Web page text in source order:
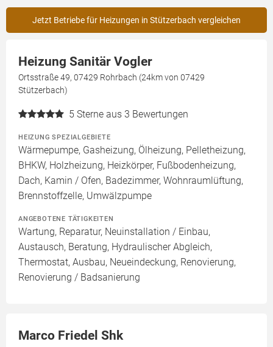
Jetzt Betriebe für Heizungen in Stützerbach vergleichen
Heizung Sanitär Vogler
Ortsstraße 49, 07429 Rohrbach (24km von 07429
Stützerbach)
5 Sterne aus 3 Bewertungen
HEIZUNG SPEZIALGEBIETE
Wärmepumpe, Gasheizung, Ölheizung, Pelletheizung,
BHKW, Holzheizung, Heizkörper, Fußbodenheizung,
Dach, Kamin / Ofen, Badezimmer, Wohnraumlüftung,
Brennstoffzelle, Umwälzpumpe
ANGEBOTENE TÄTIGKEITEN
Wartung, Reparatur, Neuinstallation / Einbau,
Austausch, Beratung, Hydraulischer Abgleich,
Thermostat, Ausbau, Neueindeckung, Renovierung,
Renovierung / Badsanierung
Marco Friedel Shk